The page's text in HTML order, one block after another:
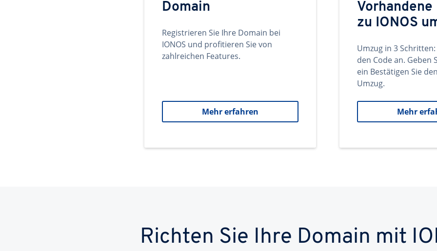
Domain
Registrieren Sie Ihre Domain bei
IONOS und profitieren Sie von
zahlreichen Features.
Mehr erfahren
Vorhandene
zu IONOS
Umzug in 3
den Code an. Geben
ein Bestätigen Sie
Umzug.
Mehr
Richten Sie Ihre Domain mit